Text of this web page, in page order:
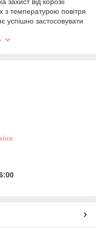
з температурою повітря
застосовувати